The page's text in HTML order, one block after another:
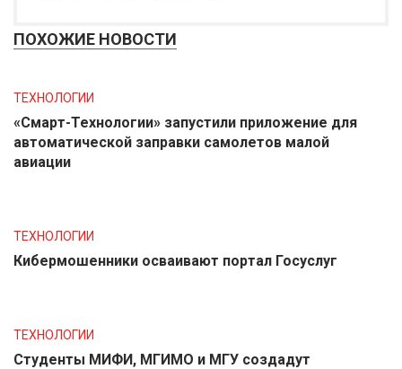
ПОХОЖИЕ НОВОСТИ
ТЕХНОЛОГИИ
«Смарт-Технологии» запустили приложение для
автоматической заправки самолетов малой
авиации
ТЕХНОЛОГИИ
Кибермошенники осваивают портал Госуслуг
ТЕХНОЛОГИИ
Студенты МИФИ, МГИМО и МГУ создадут